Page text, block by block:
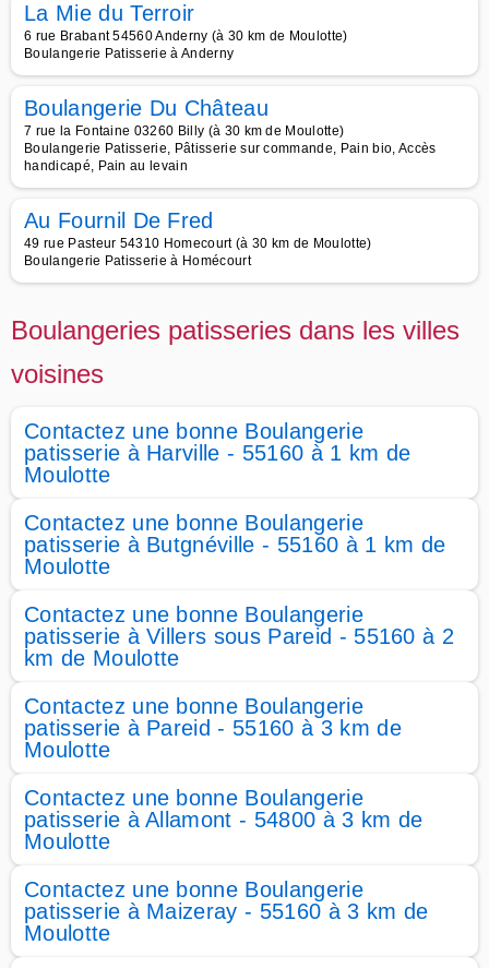
La Mie du Terroir
6 rue Brabant 54560 Anderny (à 30 km de Moulotte)
Boulangerie Patisserie à Anderny
Boulangerie Du Château
7 rue la Fontaine 03260 Billy (à 30 km de Moulotte)
Boulangerie Patisserie, Pâtisserie sur commande, Pain bio, Accès
handicapé, Pain au levain
Au Fournil De Fred
49 rue Pasteur 54310 Homecourt (à 30 km de Moulotte)
Boulangerie Patisserie à Homécourt
Boulangeries patisseries dans les villes
voisines
Contactez une bonne Boulangerie
patisserie à Harville - 55160 à 1 km de
Moulotte
Contactez une bonne Boulangerie
patisserie à Butgnéville - 55160 à 1 km de
Moulotte
Contactez une bonne Boulangerie
patisserie à Villers sous Pareid - 55160 à 2
km de Moulotte
Contactez une bonne Boulangerie
patisserie à Pareid - 55160 à 3 km de
Moulotte
Contactez une bonne Boulangerie
patisserie à Allamont - 54800 à 3 km de
Moulotte
Contactez une bonne Boulangerie
patisserie à Maizeray - 55160 à 3 km de
Moulotte